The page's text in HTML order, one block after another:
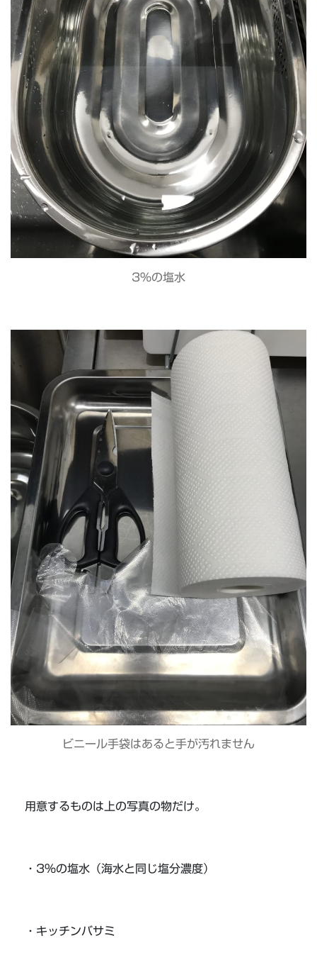
3%の塩水
ビニール手袋はあると手が汚れません
用意するものは上の写真の物だけ。
・3%の塩水（海水と同じ塩分濃度）
・キッチンバサミ